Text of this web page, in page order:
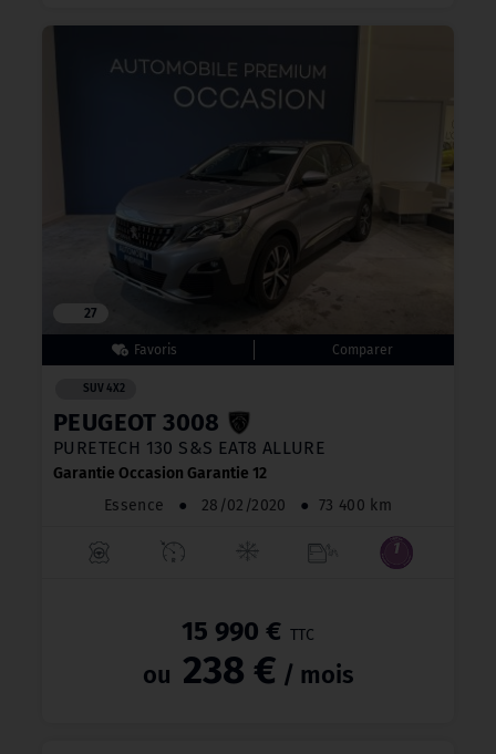
27
SUV 4X2
PEUGEOT 3008
PURETECH 130 S&S EAT8 ALLURE
Garantie Occasion Garantie 12
Essence
● 28/02/2020 ● 73 400 km
15 990 € TTC
ou 238 € / mois